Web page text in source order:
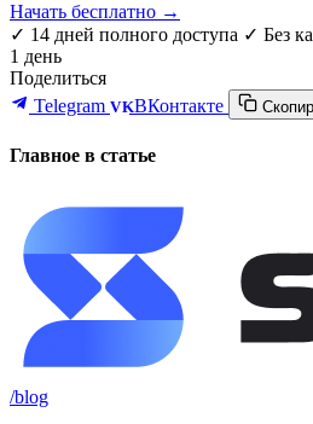
Начать бесплатно →
✓ 14 дней полного доступа ✓ Без
1 день
Поделиться
Telegram VKВКонтакте
Главное в статье
/blog